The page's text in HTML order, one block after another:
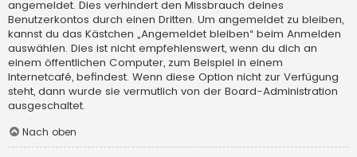
angemeldet. Dies verhindert den Missbrauch deines
Benutzerkontos durch einen Dritten. Um angemeldet zu bleiben,
kannst du das Kästchen „Angemeldet bleiben“ beim Anmelden
auswählen. Dies ist nicht empfehlenswert, wenn du dich an
einem öffentlichen Computer, zum Beispiel in einem
Internetcafé, befindest. Wenn diese Option nicht zur Verfügung
steht, dann wurde sie vermutlich von der Board-Administration
ausgeschaltet.
Nach oben